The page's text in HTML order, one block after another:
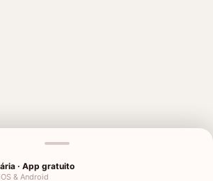
· App gratuito
& Android